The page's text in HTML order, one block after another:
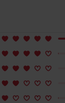
บำบัดรักคุณชายเพลย์บอย
ลูเซียโน่เฌอร์ชีวา
ดราม่า bdsm